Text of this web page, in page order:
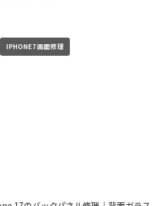
IPHONE7 画面修理